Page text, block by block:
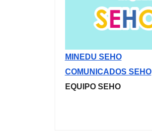
MINEDU SEHO
COMUNICADOS SEHO
EQUIPO SEHO